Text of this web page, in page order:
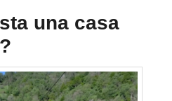
una casa